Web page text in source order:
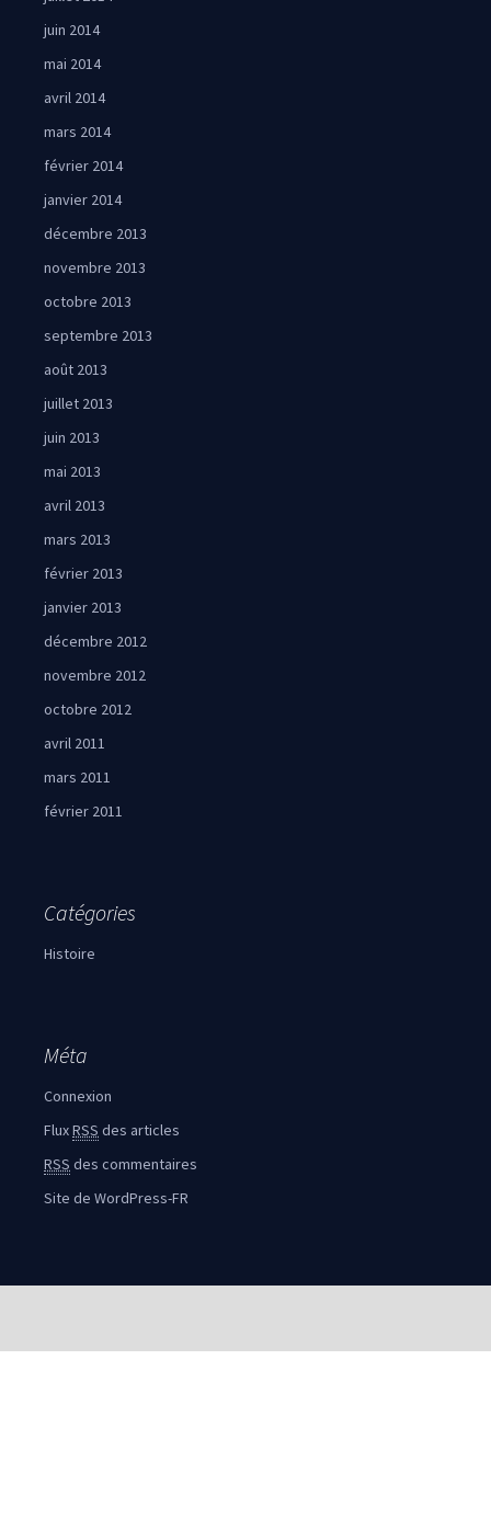
juin 2014
mai 2014
avril 2014
mars 2014
février 2014
janvier 2014
décembre 2013
novembre 2013
octobre 2013
septembre 2013
août 2013
juillet 2013
juin 2013
mai 2013
avril 2013
mars 2013
février 2013
janvier 2013
décembre 2012
novembre 2012
octobre 2012
avril 2011
mars 2011
février 2011
Catégories
Histoire
Méta
Connexion
FluxRSS des articles
RSS des commentaires
Site de WordPress-FR